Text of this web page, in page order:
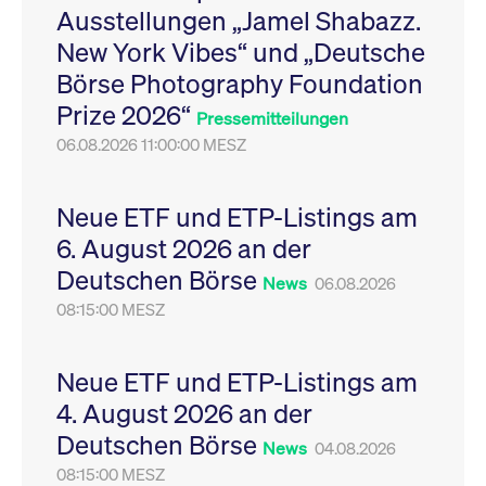
Ausstellungen „Jamel Shabazz.
New York Vibes“ und „Deutsche
Börse Photography Foundation
Prize 2026“ Pressemitteilungen
06.08.2026 11:00:00 MESZ
Neue ETF und ETP-Listings am
6. August 2026 an der
Deutschen Börse News 06.08.2026
08:15:00 MESZ
Neue ETF und ETP-Listings am
4. August 2026 an der
Deutschen Börse News 04.08.2026
08:15:00 MESZ
Leistung der Website
zu messen. Es handelt
sich um ein Muster-
Cookie, bei dem auf
das Präfix _pk_ses
eine kurze Reihe von
VISITOR_PRIVACY_METADATA
YouTube
.youtube.com
6
Monate
Dieses Cookie dient
Speicherung der
Einwilligungs- und
des Nutzers für ihre
Interaktion mit der
Sitzungen geehrt